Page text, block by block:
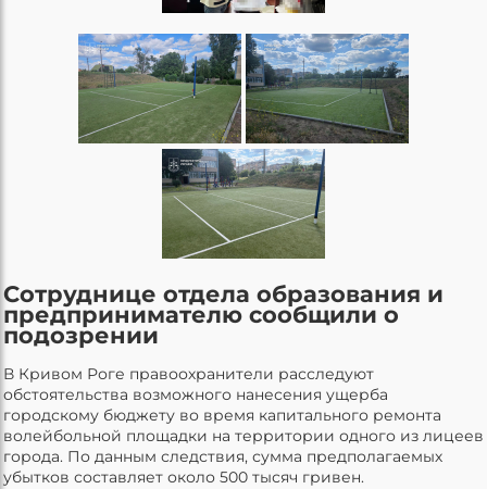
Сотруднице отдела образования и
предпринимателю сообщили о
подозрении
В Кривом Роге правоохранители расследуют
обстоятельства возможного нанесения ущерба
городскому бюджету во время капитального ремонта
волейбольной площадки на территории одного из лицеев
города. По данным следствия, сумма предполагаемых
убытков составляет около 500 тысяч гривен.